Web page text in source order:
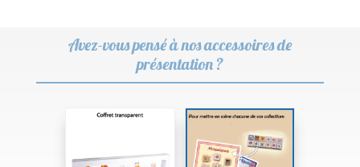
Avez-vous pensé à nos accessoires de
présentation ?